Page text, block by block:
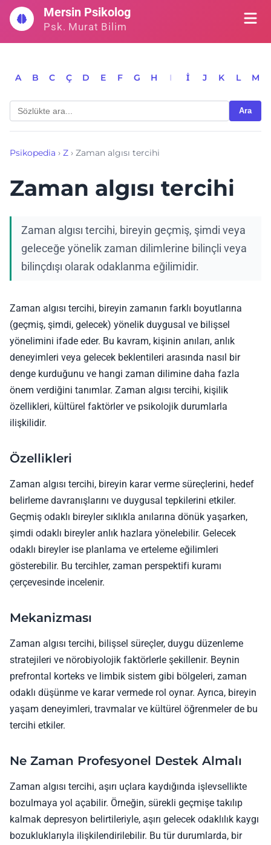
İçeriğe
geç
Mersin Psikolog
Psk. Murat Bilim
A B C Ç D E F G H I İ J K L M
Ara
Psikopedia › Z › Zaman algısı tercihi
Zaman algısı tercihi
Zaman algısı tercihi, bireyin geçmiş, şimdi veya
geleceğe yönelik zaman dilimlerine bilinçli veya
bilinçdışı olarak odaklanma eğilimidir.
Zaman algısı tercihi, bireyin zamanın farklı boyutlarına
(geçmiş, şimdi, gelecek) yönelik duygusal ve bilişsel
yönelimini ifade eder. Bu kavram, kişinin anıları, anlık
deneyimleri veya gelecek beklentileri arasında nasıl bir
denge kurduğunu ve hangi zaman dilimine daha fazla
önem verdiğini tanımlar. Zaman algısı tercihi, kişilik
özellikleri, kültürel faktörler ve psikolojik durumlarla
ilişkilidir.
Özellikleri
Zaman algısı tercihi, bireyin karar verme süreçlerini, hedef
belirleme davranışlarını ve duygusal tepkilerini etkiler.
Geçmiş odaklı bireyler sıklıkla anılarına dönük yaşarken,
şimdi odaklı bireyler anlık hazlara yönelebilir. Gelecek
odaklı bireyler ise planlama ve erteleme eğilimleri
gösterebilir. Bu tercihler, zaman perspektifi kuramı
çerçevesinde incelenir.
Mekanizması
Zaman algısı tercihi, bilişsel süreçler, duygu düzenleme
stratejileri ve nörobiyolojik faktörlerle şekillenir. Beynin
prefrontal korteks ve limbik sistem gibi bölgeleri, zaman
odaklı düşünme ve karar vermede rol oynar. Ayrıca, bireyin
yaşam deneyimleri, travmalar ve kültürel öğrenmeler de bu
tercihi etkiler.
Ne Zaman Profesyonel Destek Almalı
Zaman algısı tercihi, aşırı uçlara kaydığında işlevsellikte
bozulmaya yol açabilir. Örneğin, sürekli geçmişe takılıp
kalmak depresyon belirtileriyle, aşırı gelecek odaklılık kaygı
bozukluklarıyla ilişkilendirilebilir. Bu tür durumlarda, bir